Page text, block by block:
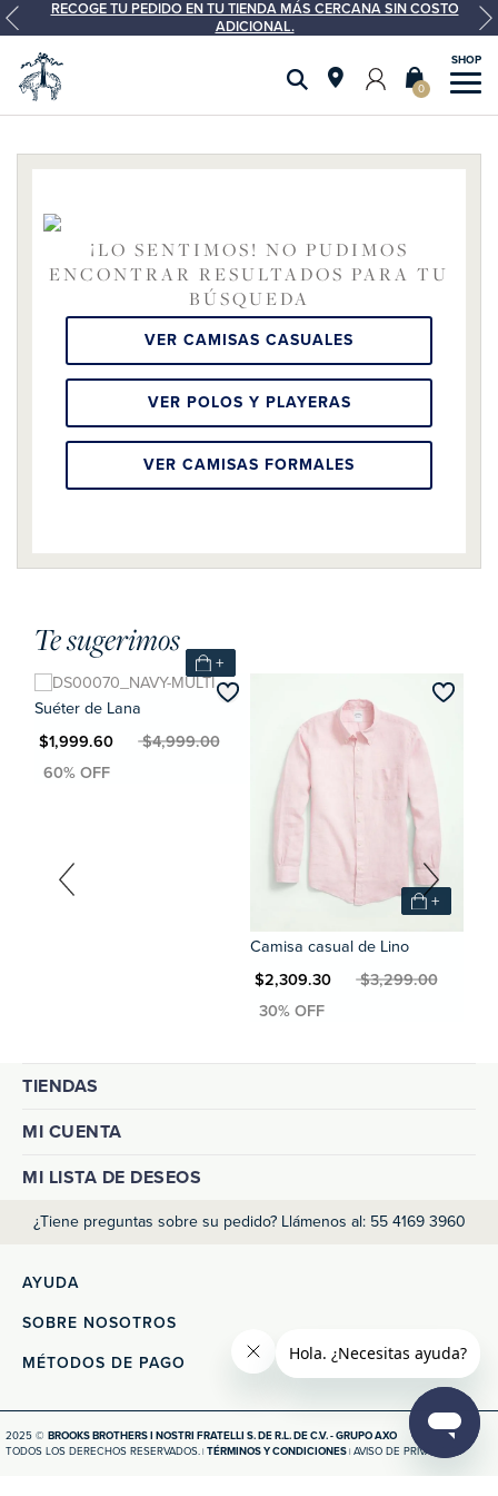
RECOGE TU PEDIDO EN TU TIENDA MÁS CERCANA SIN COSTO
ADICIONAL.
0
¡LO SENTIMOS! NO PUDIMOS
ENCONTRAR RESULTADOS PARA TU
BÚSQUEDA
VER CAMISAS CASUALES
VER POLOS Y PLAYERAS
VER CAMISAS FORMALES
Te sugerimos
+
Suéter de Lana
MXN $1,999.60MXN $4,999.00
+
Camisa casual de Lino
MXN $2,309.30MXN $3,299.00
TIENDAS
MI CUENTA
MI LISTA DE DESEOS
¿Tiene preguntas sobre su pedido? Llámenos al: 55 4169 3960
AYUDA
SOBRE NOSOTROS
MÉTODOS DE PAGO
2025 © BROOKS BROTHERS I NOSTRI FRATELLI S. DE R.L. DE C.V. - GRUPO AXO
TODOS LOS DERECHOS RESERVADOS. | TÉRMINOS Y CONDICIONES | AVISO DE PRIVACIDAD